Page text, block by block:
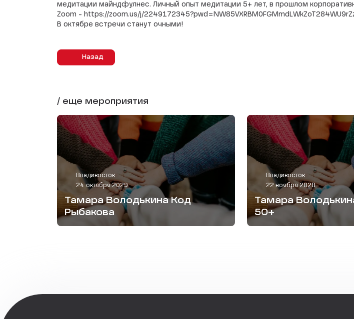
медитации майндфулнес. Личный опыт медитации 5+ лет, в прошлом
Zoom - https://zoom.us/j/
В октябре встречи станут очными!
Назад
/ еще мероприятия
Владивосток
24 октября 2029
Тамара Володькина Код
Рыбакова
Владивосток
22 ноября 2028
Тамара
50+